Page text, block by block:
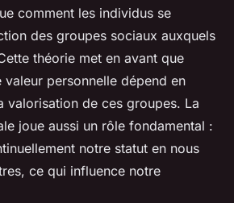
comment les individus se
des groupes sociaux auxquels
théorie met en avant que
valeur personnelle dépend en
valorisation de ces groupes. La
joue aussi un rôle fondamental :
notre statut en nous
ce qui influence notre